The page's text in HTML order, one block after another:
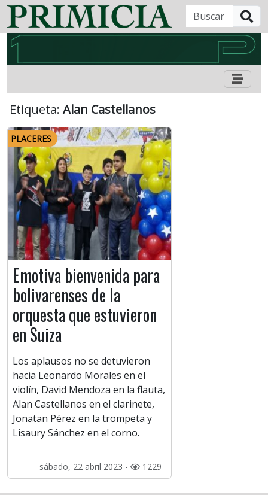
Etiqueta: Alan Castellanos
PLACERES
Emotiva bienvenida para
bolivarenses de la
orquesta que estuvieron
en Suiza
Los aplausos no se detuvieron
hacia Leonardo Morales en el
violín, David Mendoza en la flauta,
Alan Castellanos en el clarinete,
Jonatan Pérez en la trompeta y
Lisaury Sánchez en el corno.
sábado, 22 abril 2023 - 1229